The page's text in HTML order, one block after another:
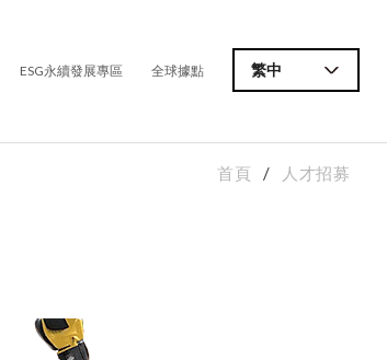
ESG永續發展專區 全球據點 繁中
首頁 人才招募